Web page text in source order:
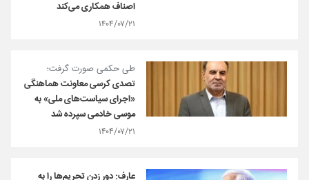
اصناف همکاری می‌کند
۱۴۰۴/۰۷/۲۱
طی حکمی صورت گرفت؛
تصدی کرسی معاونت هماهنگی
«اجرای سیاست‌های ملی» به
موسی خادمی سپرده شد
۱۴۰۴/۰۷/۲۱
عارف: دور زدن تحریم‌ها را به